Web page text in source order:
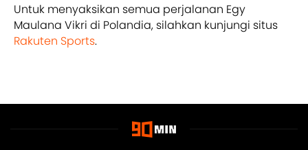
Untuk menyaksikan semua perjalanan Egy
Maulana Vikri di Polandia, silahkan kunjungi situs
Rakuten Sports.